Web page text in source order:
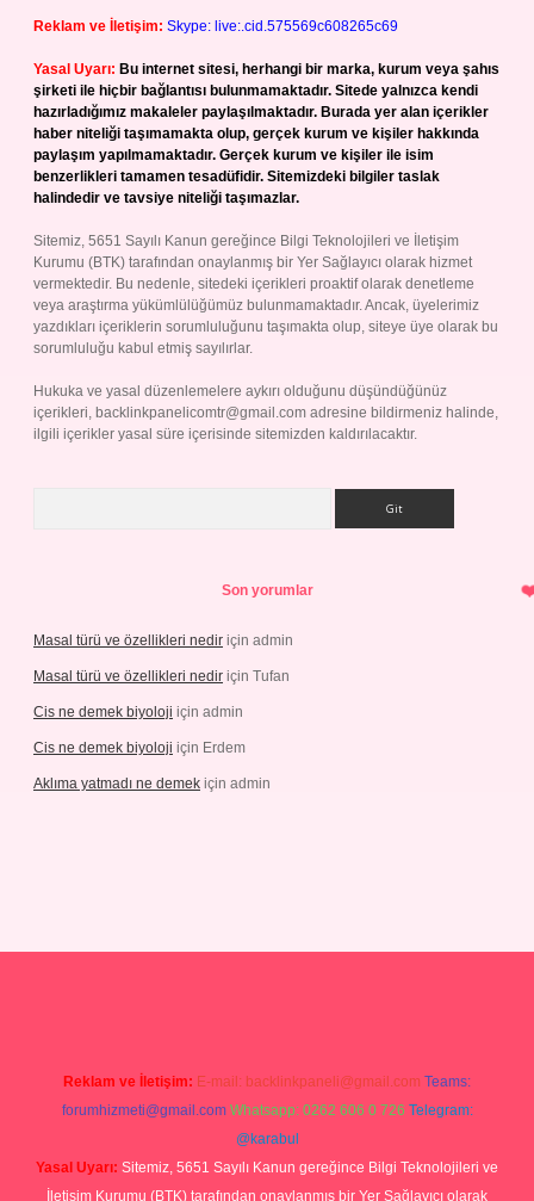
Reklam ve İletişim: Skype: live:.cid.575569c608265c69
Yasal Uyarı: Bu internet sitesi, herhangi bir marka, kurum veya şahıs
şirketi ile hiçbir bağlantısı bulunmamaktadır. Sitede yalnızca kendi
hazırladığımız makaleler paylaşılmaktadır. Burada yer alan içerikler
haber niteliği taşımamakta olup, gerçek kurum ve kişiler hakkında
paylaşım yapılmamaktadır. Gerçek kurum ve kişiler ile isim
benzerlikleri tamamen tesadüfidir. Sitemizdeki bilgiler taslak
halindedir ve tavsiye niteliği taşımazlar.
Sitemiz, 5651 Sayılı Kanun gereğince Bilgi Teknolojileri ve İletişim
Kurumu (BTK) tarafından onaylanmış bir Yer Sağlayıcı olarak hizmet
vermektedir. Bu nedenle, sitedeki içerikleri proaktif olarak denetleme
veya araştırma yükümlülüğümüz bulunmamaktadır. Ancak, üyelerimiz
yazdıkları içeriklerin sorumluluğunu taşımakta olup, siteye üye olarak bu
sorumluluğu kabul etmiş sayılırlar.
Hukuka ve yasal düzenlemelere aykırı olduğunu düşündüğünüz
içerikleri, backlinkpanelicomtr@gmail.com adresine bildirmeniz halinde,
ilgili içerikler yasal süre içerisinde sitemizden kaldırılacaktır.
Son yorumlar
Masal türü ve özellikleri nedir için admin
Masal türü ve özellikleri nedir için Tufan
Cis ne demek biyoloji için admin
Cis ne demek biyoloji için Erdem
Aklıma yatmadı ne demek için admin
Reklam ve İletişim: E-mail: backlinkpaneli@gmail.com Teams:
forumhizmeti@gmail.com Whatsapp: 0262 606 0 726 Telegram:
@karabul
Yasal Uyarı: Sitemiz, 5651 Sayılı Kanun gereğince Bilgi Teknolojileri ve
İletişim Kurumu (BTK) tarafından onaylanmış bir Yer Sağlayıcı olarak